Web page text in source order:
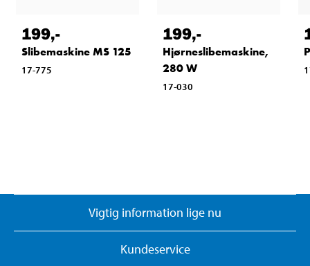
199,-
Slibemaskine MS 125
17-775
199,-
Hjørneslibemaskine,
280 W
17-030
Vigtig information lige nu
Kundeservice